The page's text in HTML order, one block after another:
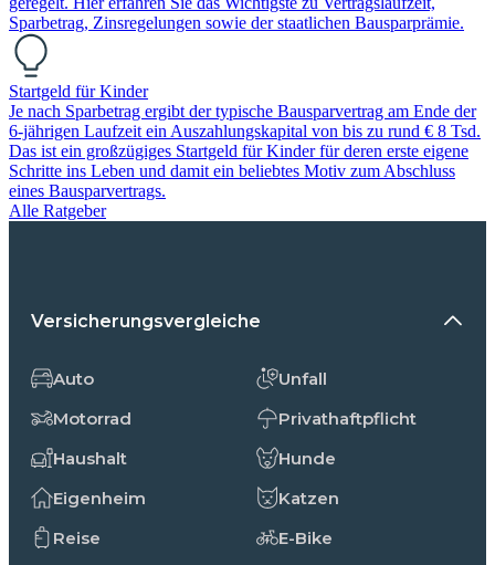
Sparbetrag, Zinsregelungen sowie der staatlichen Bausparprämie.
Startgeld für Kinder
Je nach Sparbetrag ergibt der typische Bausparvertrag am Ende der
6-jährigen Laufzeit ein Auszahlungskapital von bis zu rund € 8 Tsd.
Das ist ein großzügiges Startgeld für Kinder für deren erste eigene
Schritte ins Leben und damit ein beliebtes Motiv zum Abschluss
eines Bausparvertrags.
Alle Ratgeber
Versicherungsvergleiche
Auto
Motorrad
Haushalt
Eigenheim
Reise
Unfall
Privathaftpflicht
Hunde
Katzen
E-Bike